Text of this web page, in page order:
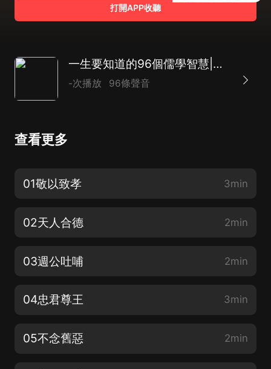
打開APP收聽
一生要知道的96個儒學智慧|通往成功的重要法門
-次播放 96條聲音
查看更多
01敬以致孝 3min
02天人合德 2min
03週公吐哺 2min
04忠君尊王 3min
05不念舊惡 2min